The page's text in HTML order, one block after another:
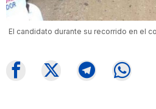
El candidato durante su recorrido en el